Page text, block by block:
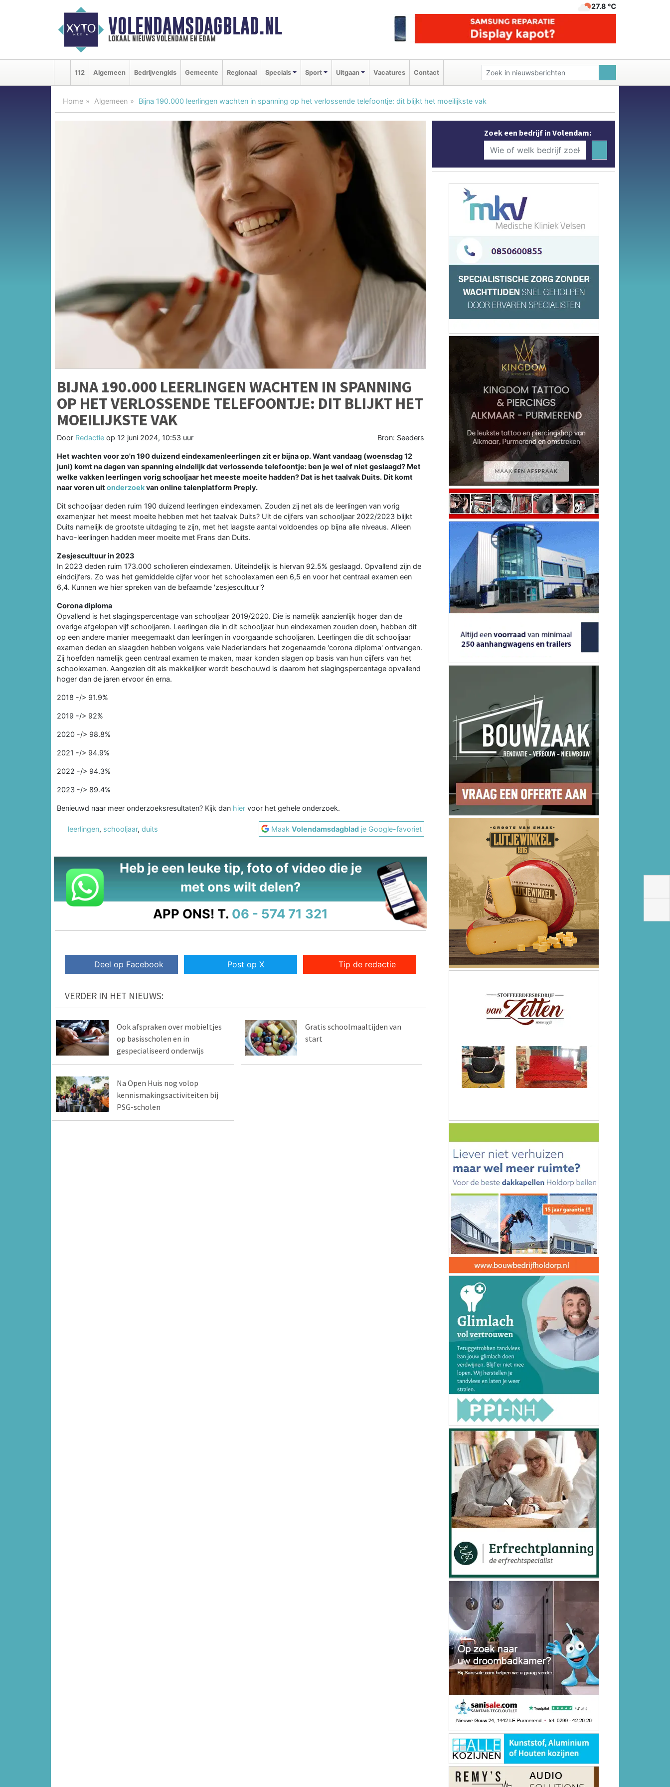
VOLENDAMSDAGBLAD.NL
lokaal nieuws volendam en edam
27.8 ℃
112 Algemeen Bedrijvengids Gemeente Regionaal Specials Sport Uitgaan Vacatures Contact
Home Algemeen Bijna 190.000 leerlingen wachten in spanning op het verlossende telefoontje: dit blijkt het moeilijkste vak
BIJNA 190.000 LEERLINGEN WACHTEN IN SPANNING
OP HET VERLOSSENDE TELEFOONTJE: DIT BLIJKT HET
MOEILIJKSTE VAK
Door Redactie op 12 juni 2024, 10:53 uur Bron: Seeders
Het wachten voor zo'n 190 duizend eindexamenleerlingen zit er bijna op. Want vandaag (woensdag 12
juni) komt na dagen van spanning eindelijk dat verlossende telefoontje: ben je wel of niet geslaagd? Met
welke vakken leerlingen vorig schooljaar het meeste moeite hadden? Dat is het taalvak Duits. Dit komt
naar voren uit onderzoekvan online talenplatform Preply.
Dit schooljaar deden ruim 190 duizend leerlingen eindexamen. Zouden zij net als de leerlingen van vorig
examenjaar het meest moeite hebben met het taalvak Duits? Uit de cijfers van schooljaar 2022/2023 blijkt
Duits namelijk de grootste uitdaging te zijn, met het laagste aantal voldoendes op bijna alle niveaus. Alleen
havo-leerlingen hadden meer moeite met Frans dan Duits.
Zesjescultuur in 2023
In 2023 deden ruim 173.000 scholieren eindexamen. Uiteindelijk is hiervan 92.5% geslaagd. Opvallend zijn de
eindcijfers. Zo was het gemiddelde cijfer voor het schoolexamen een 6,5 en voor het centraal examen een
6,4. Kunnen we hier spreken van de befaamde 'zesjescultuur'?
Corona diploma
Opvallend is het slagingspercentage van schooljaar 2019/2020. Die is namelijk aanzienlijk hoger dan de
overige afgelopen vijf schooljaren. Leerlingen die in dit schooljaar hun eindexamen zouden doen, hebben dit
op een andere manier meegemaakt dan leerlingen in voorgaande schooljaren. Leerlingen die dit schooljaar
examen deden en slaagden hebben volgens vele Nederlanders het zogenaamde 'corona diploma' ontvangen.
Zij hoefden namelijk geen centraal examen te maken, maar konden slagen op basis van hun cijfers van het
schoolexamen. Aangezien dit als makkelijker wordt beschouwd is daarom het slagingspercentage opvallend
hoger dan de jaren ervoor én erna.
2018 -/> 91.9%
2019 -/> 92%
2020 -/> 98.8%
2021 -/> 94.9%
2022 -/> 94.3%
2023 -/> 89.4%
Benieuwd naar meer onderzoeksresultaten? Kijk dan hier voor het gehele onderzoek.
leerlingen, schooljaar, duits MaakVolendamsdagblad je Google-favoriet
Heb je een leuke tip, foto of video die je
met ons wilt delen?
APP ONS! T. 06 - 574 71 321
Deel op Facebook Post op X Tip de redactie
VERDER IN HET NIEUWS:
Ook afspraken over mobieltjes
op basisscholen en in
gespecialiseerd onderwijs
Gratis schoolmaaltijden van
start
Na Open Huis nog volop
kennismakingsactiviteiten bij
PSG-scholen
Zoek een bedrijf in Volendam: